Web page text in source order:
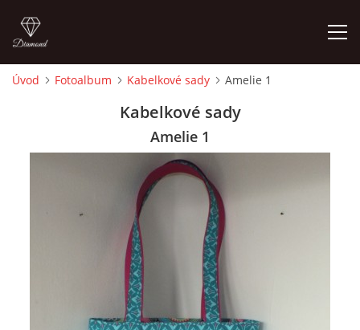
MOJE POSLEDNÍ PRÁCE
Úvod Fotoalbum Kabelkové sady Amelie 1
Kabelkové sady
Amelie 1